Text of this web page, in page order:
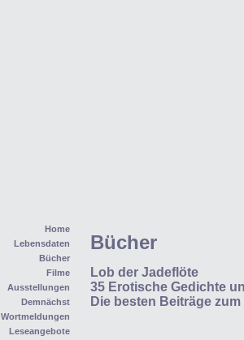
Home
Lebensdaten
Bücher
Filme
Ausstellungen
Demnächst
Wortmeldungen
Leseangebote
Bücher
Lob der Jadeflöte
35 Erotische Gedichte
Die besten Beiträge